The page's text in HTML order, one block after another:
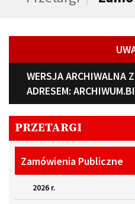
WERSJA ARCHIWALNA
ADRESEM:
PRZETARGI
Zamówienia Publiczne
2026 r.